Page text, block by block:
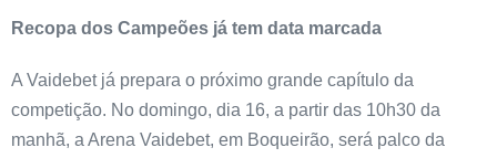
Recopa dos Campeões já tem data marcada
A Vaidebet já prepara o próximo grande capítulo da
competição. No domingo, dia 16, a partir das 10h30 da
manhã, a Arena Vaidebet, em Boqueirão, será palco da